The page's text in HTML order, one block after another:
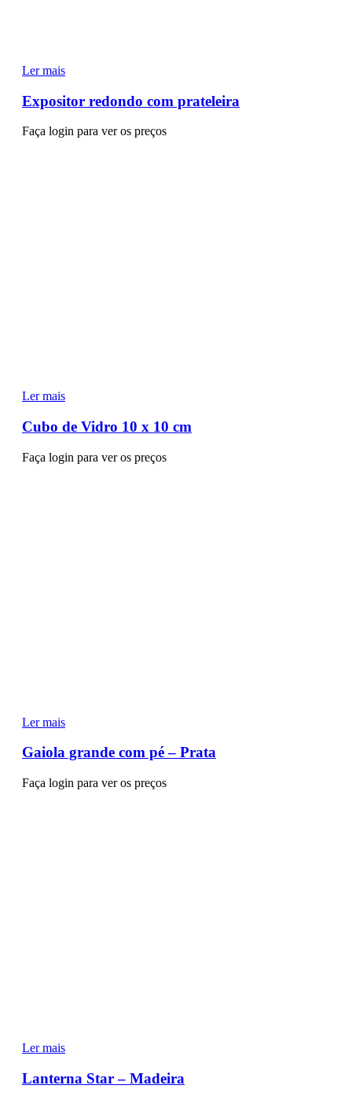
Ler mais
Expositor redondo com prateleira
Faça login para ver os preços
Ler mais
Cubo de Vidro 10 x 10 cm
Faça login para ver os preços
Ler mais
Gaiola grande com pé – Prata
Faça login para ver os preços
Ler mais
Lanterna Star – Madeira